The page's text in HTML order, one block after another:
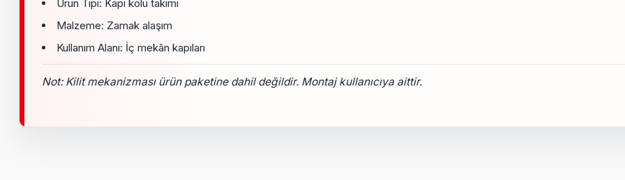
Ürün Tipi: Kapı kolu takımı
Malzeme: Zamak alaşım
Kullanım Alanı: İç mekân kapıları
Not: Kilit mekanizması ürün paketine dahil değildir. Montaj kullanıcıya aittir.